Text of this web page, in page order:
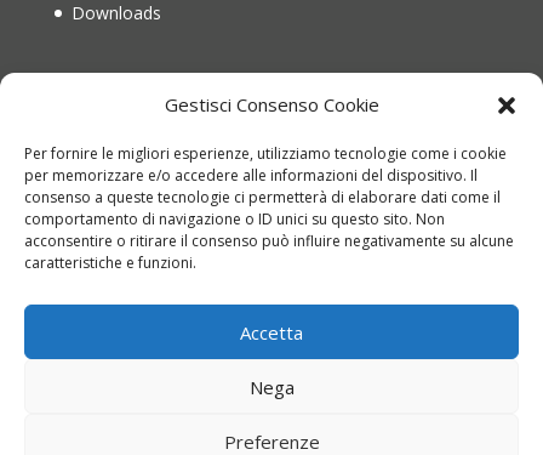
Gestisci Consenso Cookie
Per fornire le migliori esperienze, utilizziamo tecnologie come i cookie
per memorizzare e/o accedere alle informazioni del dispositivo. Il
consenso a queste tecnologie ci permetterà di elaborare dati come il
comportamento di navigazione o ID unici su questo sito. Non
acconsentire o ritirare il consenso può influire negativamente su alcune
caratteristiche e funzioni.
Accetta
Nega
Preferenze
Downloads
IL MIO ACCOUNT
Recupera password
Carrello
Richiesta di reso
Copyright © 2022 montinioutdoor.it | P.IVA